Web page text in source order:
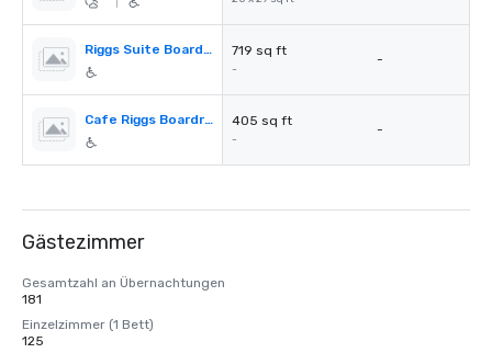
Riggs Suite Boardroom 719 sq ft
-
-
Cafe Riggs Boardroom 405 sq ft
-
-
Gästezimmer
Gesamtzahl an Übernachtungen
181
Einzelzimmer (1 Bett)
125